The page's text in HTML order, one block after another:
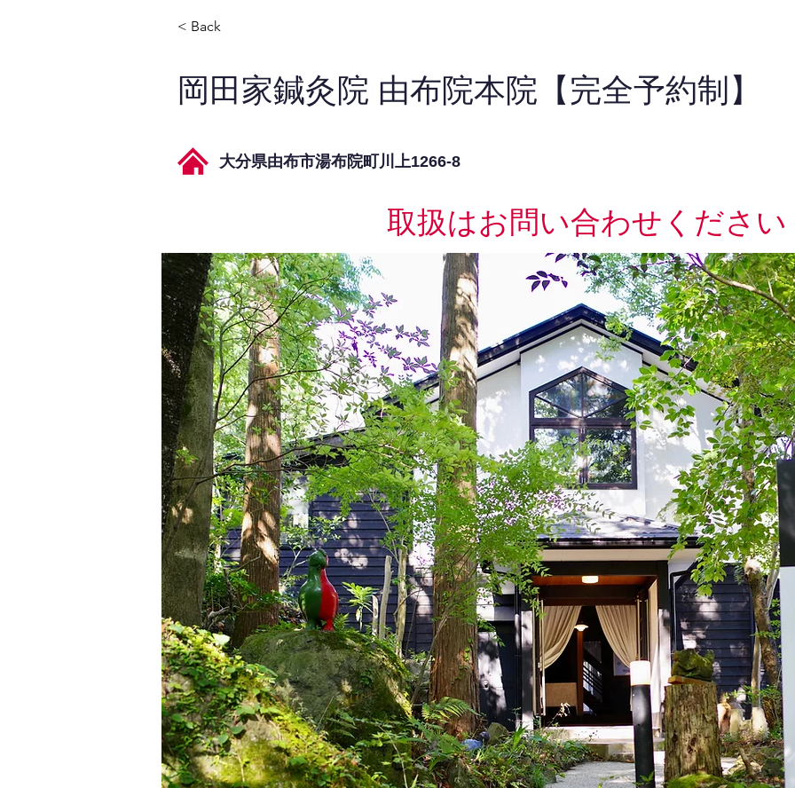
< Back
岡田家鍼灸院 由布院本院【完全予約制】
大分県由布市湯布院町川上1266-8
取扱はお問い合わせください